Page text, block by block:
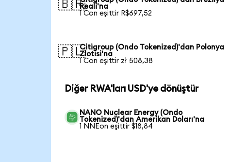
🇧🇷Reali'na
1 Con eşittir R$697,52
🇵🇱Citigroup (Ondo Tokenized)'dan Polonya
Zlotisi'na
1 Con eşittir zł 508,38
Diğer RWA'ları USD'ye dönüştür
NANO Nuclear Energy (Ondo
Tokenized)'dan Amerikan Doları'na
1 NNEon eşittir $18,84